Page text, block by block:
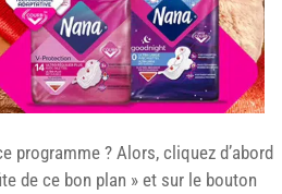
programme ? Alors, cliquez d’abord
de ce bon plan » et sur le bouton